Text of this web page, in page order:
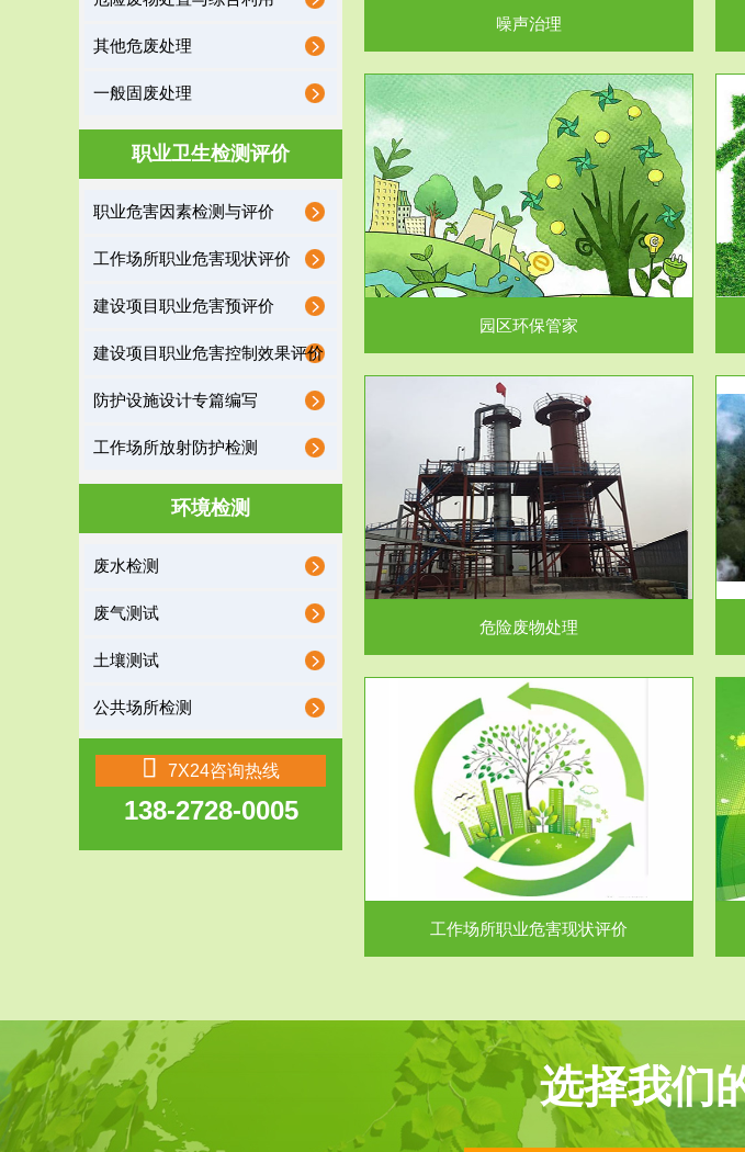
其他危废处理
一般固废处理
职业卫生检测评价
职业危害因素检测与评价
工作场所职业危害现状评价
建设项目职业危害预评价
建设项目职业危害控制效果评价
防护设施设计专篇编写
工作场所放射防护检测
环境检测
废水检测
废气测试
土壤测试
公共场所检测
7X24咨询热线
138-2728-0005
噪声治理
服务范围
园区环保管家
保护作用促进供给侧结...
园区环保管家
服务范围
企业级环保管家
排污许可证作为企业环保执法情况的一个重要依
据，其必要性及合规性...
服务范围
危险废物处理
危险废物解释：根据《中华人民共和国固体废物
污染防治法》的规定，危...
危险废物处理
服务范围
市政固废处理
蔚蓝生态环境科技所从事的市政废物处理业务包
括市政废物的处理处...
服务范围
工作场所职业危害现状评价
工作场所职业危害现状评价
服务范围
废水检测
废水污水检测主要是对企业工厂在生产工艺过程
中排出的废水、污水...
选择我们